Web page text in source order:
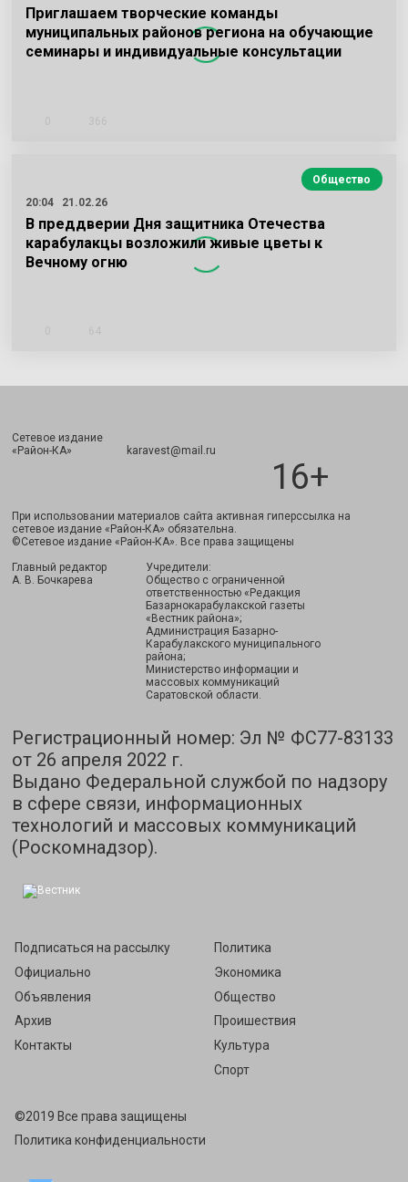
Приглашаем творческие команды
муниципальных районов региона на обучающие
семинары и индивидуальные консультации
Общество
20:04
21.02.26
В преддверии Дня защитника Отечества
карабулакцы возложили живые цветы к
Вечному огню
Сетевое издание
«Район-КА» karavest@mail.ru
16+
При использовании материалов сайта активная гиперссылка на
сетевое издание «Район-КА» обязательна.
©Сетевое издание «Район-КА». Все права защищены
Главный редактор
А. В. Бочкарева
Учредители:
Общество с ограниченной
ответственностью «Редакция
Базарнокарабулакской газеты
«Вестник района»;
Администрация Базарно-
Карабулакского муниципального
района;
Министерство информации и
массовых коммуникаций
Саратовской области.
Регистрационный номер: Эл № ФС77-83133
от 26 апреля 2022 г.
Выдано Федеральной службой по надзору
в сфере связи, информационных
технологий и массовых коммуникаций
(Роскомнадзор).
Подписаться на рассылку
Официально
Объявления
Архив
Контакты
Политика
Экономика
Общество
Проишествия
Культура
Спорт
©2019 Все права защищены
Политика конфиденциальности
Подписаться